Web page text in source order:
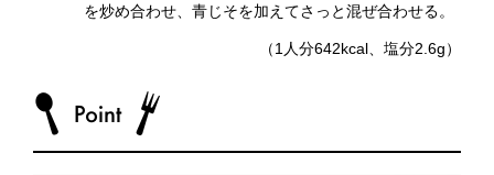
を炒め合わせ、青じそを加えてさっと混ぜ合わせる。
（1人分642kcal、塩分2.6g）